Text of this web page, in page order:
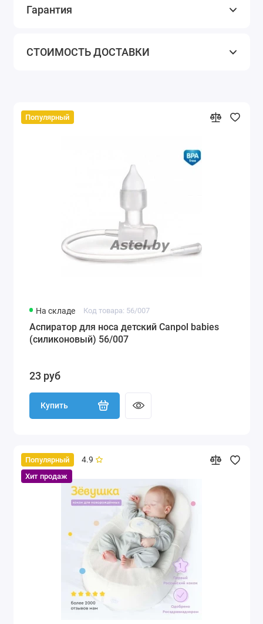
Гарантия
СТОИМОСТЬ ДОСТАВКИ
Популярный
На складе Код товара: 56/007
Аспиратор для носа детский Canpol babies
(силиконовый) 56/007
23 руб
Купить
Популярный
Хит продаж
4.9